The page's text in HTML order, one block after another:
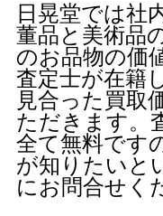
日晃堂では社
董品と美術品
のお品物の価
査定士が在籍
見合った買取
ただきます。
全て無料です
が知りたいと
にお問合せく